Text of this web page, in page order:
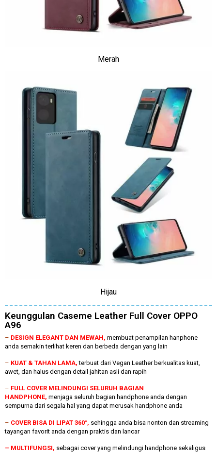
Merah
Hijau
Keunggulan Caseme Leather Full Cover OPPO
A96
– DESIGN ELEGANT DAN MEWAH, membuat penampilan hanphone
anda semakin terlihat keren dan berbeda dengan yang lain
– KUAT & TAHAN LAMA,terbuat dari Vegan Leather berkualitas kuat,
awet, dan halus dengan detail jahitan asli dan rapih
– FULL COVER MELINDUNGI SELURUH BAGIAN
HANDPHONE, menjaga seluruh bagian handphone anda dengan
sempurna dari segala hal yang dapat merusak handphone anda
– COVER BISA DI LIPAT 360°, sehingga anda bisa nonton dan streaming
tayangan favorit anda dengan praktis dan lancar
– MULTIFUNGSI, sebagai cover yang melindungi handphone sekaligus